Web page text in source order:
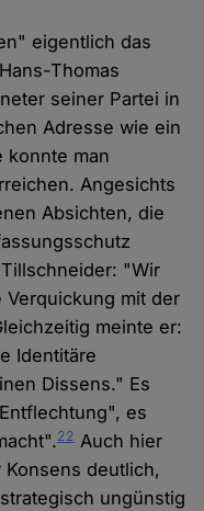
eigentlich das
Thomas
seiner Partei in
Adresse wie ein
konnte man
Angesichts
Absichten, die
"Wir
mit der
meinte er:
Identitäre
Dissens." Es
es
22 Auch hier
deutlich,
ungünstig